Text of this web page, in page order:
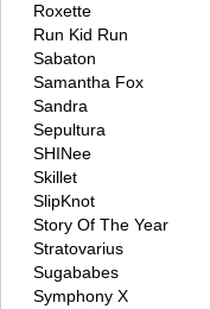
Roxette
Run Kid Run
Sabaton
Samantha Fox
Sandra
Sepultura
SHINee
Skillet
SlipKnot
Story Of The Year
Stratovarius
Sugababes
Symphony X